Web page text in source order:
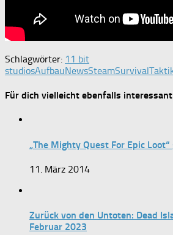
Schlagwörter: 11 bit
studiosAufbauNewsSteamSurvival
Für dich vielleicht ebenfalls
„The Mighty Quest For Epic
11. März 2014
Zurück von den Untoten: Dead
Februar 2023